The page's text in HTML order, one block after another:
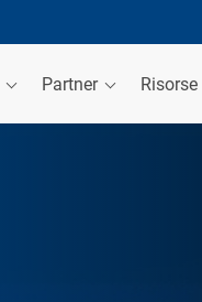
Partner Risorse